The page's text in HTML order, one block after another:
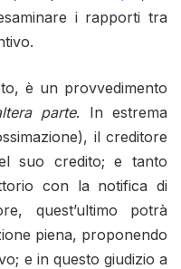
i rapporti tra
è un provvedimento
parte. In estrema
il creditore
suo credito; e tanto
con la notifica di
quest’ultimo potrà
piena, proponendo
e in questo giudizio a